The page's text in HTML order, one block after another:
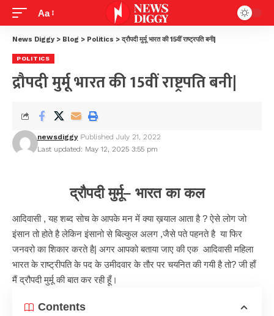
Aa
News Diggy > Blog > Politics > द्रौपदी मुर्मू भारत की 15वीं राष्ट्रपति बनी|
POLITICS
द्रौपदी मुर्मू भारत की 15वीं राष्ट्रपति बनी|
Last updated: May 12, 2025 3:55 pm
newsdiggy Published July 21, 2022
द्रौपदी मुर्मू– भारत का कल
आदिवासी , यह शब्द सोच के आपके मन में क्या ख़याल आता है ? ऐसे लोग जो
इंसान तो होते है लेकिन इंसानो से बिल्कुल अलग ,जैसे पते पहनते है या फिर
जनवरो का शिकार करते है| अगर आपको बताया जाए की एक आदिवासी महिला
भारत के राष्ट्रीपति के पद के उमीदवार के तौर पर चयनित की गयी है तो? जी हाँ
मैं द्रौपदी मुर्मू की बात कर रही हूँ।
Contents